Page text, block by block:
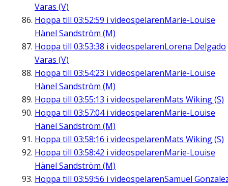
Varas (V)
Hoppa till 03:52:59 i videospelarenMarie-Louise
Hänel Sandström (M)
Hoppa till 03:53:38 i videospelarenLorena Delgado
Varas (V)
Hoppa till 03:54:23 i videospelarenMarie-Louise
Hänel Sandström (M)
Hoppa till 03:55:13 i videospelarenMats Wiking (S)
Hoppa till 03:57:04i videospelarenMarie-Louise
Hänel Sandström (M)
Hoppa till 03:58:16 i videospelarenMats Wiking (S)
Hoppa till 03:58:42 i videospelarenMarie-Louise
Hänel Sandström (M)
Hoppa till 03:59:56 i videospelarenSamuel